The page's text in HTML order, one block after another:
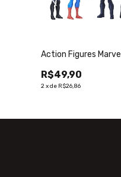
Action Figures Marvel
R$49,90
2xde R$26,86